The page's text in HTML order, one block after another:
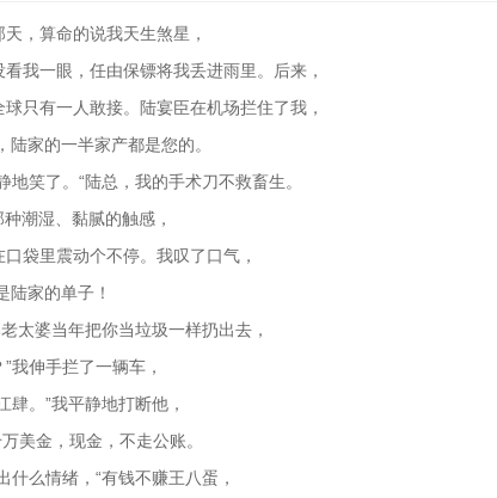
，算命的说我天生煞星，
我一眼，任由保镖将我丢进雨里。后来，
只有一人敢接。陆宴臣在机场拦住了我，
家的一半家产都是您的。
笑了。“陆总，我的手术刀不救畜生。
潮湿、黏腻的触感，
袋里震动个不停。我叹了口气，
陆家的单子！
太婆当年把你当垃圾一样扔出去，
我伸手拦了一辆车，
。”我平静地打断他，
美金，现金，不走公账。
么情绪，“有钱不赚王八蛋，